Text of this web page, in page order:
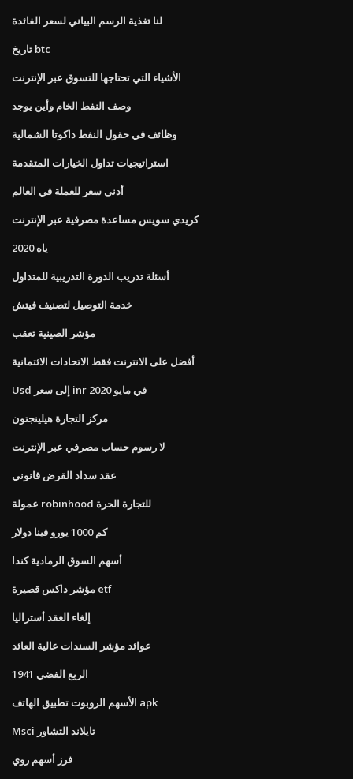
لنا تغذية الرسم البياني لسعر الفائدة
تاريخ btc
الأشياء التي تحتاجها للتسوق عبر الإنترنت
وصف النفط الخام وأين يوجد
وظائف في حقول النفط داكوتا الشمالية
استراتيجيات تداول الخيارات المتقدمة
أدنى سعر للعملة في العالم
كريدي سويس مساعدة مصرفية عبر الإنترنت
ياه 2020
أسئلة تدريب الدورة التدريبية للمتداول
خدمة التوصيل لتصنيف فيتش
مؤشر الصينية تعقب
أفضل على الانترنت فقط الاتحادات الائتمانية
Usd إلى سعر inr في مايو 2020
مركز التجارة هيلينجتون
لا رسوم حساب مصرفي عبر الإنترنت
عقد سداد القرض قانوني
عمولة robinhood للتجارة الحرة
كم 1000 يورو فينا دولار
أسهم السوق الرمادية كندا
مؤشر داكس قصيرة etf
إلغاء العقد أستراليا
عوائد مؤشر السندات عالية العائد
1941 الربع الفضي
الأسهم الروبوت تطبيق الهاتف apk
Msci تايلاند التشاور
فرز أسهم روي